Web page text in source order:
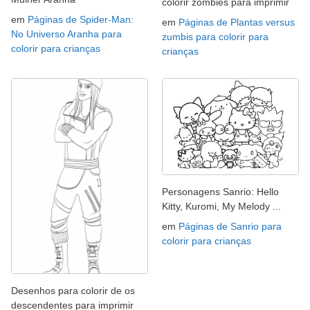
em Páginas de Spider-Man:
No Universo Aranha para
colorir para crianças
em Páginas de Plantas versus
zumbis para colorir para
crianças
Desenhos para colorir de os
descendentes para imprimir
Personagens Sanrio: Hello
Kitty, Kuromi, My Melody ...
em Páginas de Sanrio para
colorir para crianças